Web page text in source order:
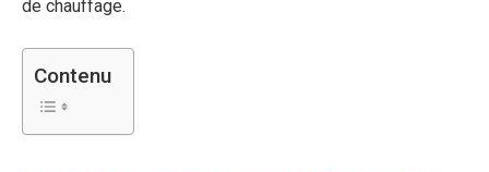
de chauffage.
Contenu